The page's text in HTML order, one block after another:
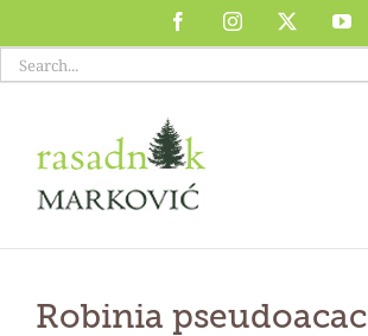
content
FacebookInstagram
Search
for:
Robinia